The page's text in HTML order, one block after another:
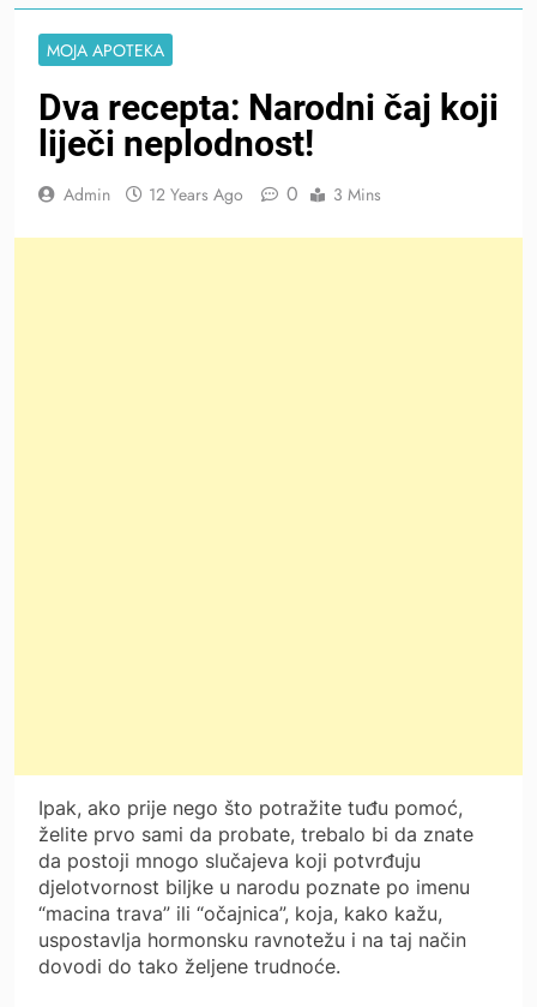
MOJA APOTEKA
Dva recepta: Narodni čaj koji
liječi neplodnost!
Admin 12 Years Ago 0 3 Mins
Ipak, ako prije nego što potražite tuđu pomoć,
želite prvo sami da probate, trebalo bi da znate
da postoji mnogo slučajeva koji potvrđuju
djelotvornost biljke u narodu poznate po imenu
“macina trava” ili “očajnica”, koja, kako kažu,
uspostavlja hormonsku ravnotežu i na taj način
dovodi do tako željene trudnoće.